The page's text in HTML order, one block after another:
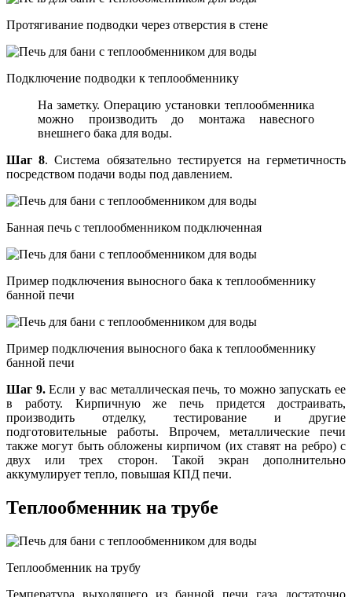
Протягивание подводки через отверстия в стене
Подключение подводки к теплообменнику
На заметку. Операцию установки теплообменника
можно производить до монтажа навесного
внешнего бака для воды.
Шаг 8. Система обязательно тестируется на герметичность
посредством подачи воды под давлением.
Банная печь с теплообменником подключенная
Пример подключения выносного бака к теплообменнику
банной печи
Пример подключения выносного бака к теплообменнику
банной печи
Шаг 9.Если у вас металлическая печь, то можно запускать ее
в работу. Кирпичную же печь придется достраивать,
производить отделку, тестирование и другие
подготовительные работы. Впрочем, металлические печи
также могут быть обложены кирпичом (их ставят на ребро) с
двух или трех сторон. Такой экран дополнительно
аккумулирует тепло, повышая КПД печи.
Теплообменник на трубе
Теплообменник на трубу
Температура выходящего из банной печи газа достаточно